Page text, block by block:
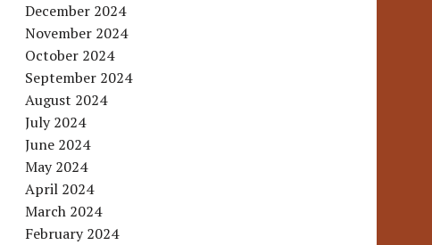
December 2024
November 2024
October 2024
September 2024
August 2024
July 2024
June 2024
May 2024
April 2024
March 2024
February 2024